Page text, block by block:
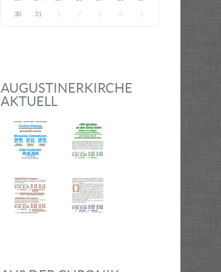
30 31 1 2 3 4 5
AUGUSTINERKIRCHE
AKTUELL